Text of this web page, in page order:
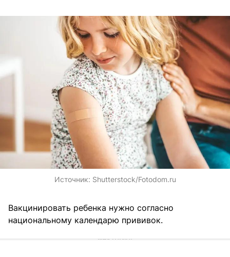
Источник: Shutterstock/Fotodom.ru
Вакцинировать ребенка нужно согласно
национальному календарю прививок.